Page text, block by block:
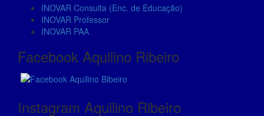
INOVAR Consulta (Enc. de Educação)
INOVAR Professor
INOVAR PAA
Facebook Aquilino Ribeiro
Instagram Aquilino Ribeiro
seeing
personalized
content and